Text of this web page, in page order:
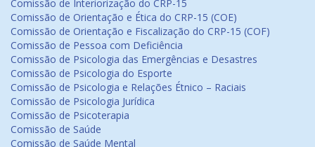
Comissão de Interiorização do CRP-15
Comissão de Orientação e Ética do CRP-15 (COE)
Comissão de Orientação e Fiscalização do CRP-15 (COF)
Comissão de Pessoa com Deficiência
Comissão de Psicologia das Emergências e Desastres
Comissão de Psicologia do Esporte
Comissão de Psicologia e Relações Étnico – Raciais
Comissão de Psicologia Jurídica
Comissão de Psicoterapia
Comissão de Saúde
Comissão de Saúde Mental